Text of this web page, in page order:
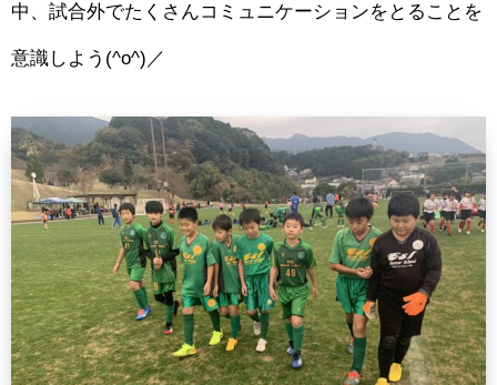
中、試合外でたくさんコミュニケーションをとることを
意識しよう(^o^)／